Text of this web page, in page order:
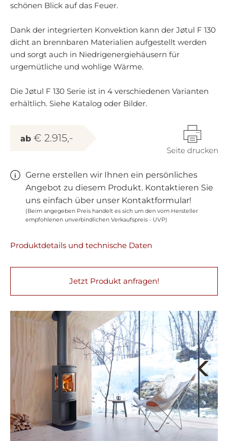
schönen Blick auf das Feuer.
Dank der integrierten Konvektion kann der Jøtul F 130
dicht an brennbaren Materialien aufgestellt werden
und sorgt auch in Niedrigenergiehäusern für
urgemütliche und wohlige Wärme.
Die Jøtul F 130 Serie ist in 4 verschiedenen Varianten
erhältlich. Siehe Katalog oder Bilder.
ab € 2.915,-
Gerne erstellen wir Ihnen ein persönliches
Angebot zu diesem Produkt. Kontaktieren Sie
uns einfach über unser Kontaktformular!
(Beim angegeben Preis handelt es sich um den vom Hersteller
empfohlenen unverbindlichen Verkaufspreis - UVP)
Produktdetails und technische Daten
Jetzt Produkt anfragen!
Next